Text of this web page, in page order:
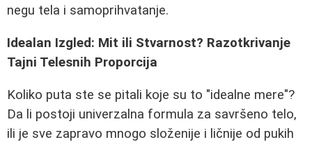
negu tela i samoprihvatanje.
Idealan Izgled: Mit ili Stvarnost? Razotkrivanje
Tajni Telesnih Proporcija
Koliko puta ste se pitali koje su to "idealne mere"?
Da li postoji univerzalna formula za savršeno telo,
ili je sve zapravo mnogo složenije i ličnije od pukih